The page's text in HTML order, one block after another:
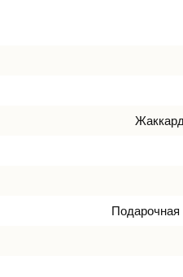
Подарочная